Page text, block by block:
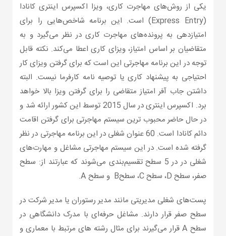
یکی از روش‌های مهاجرت کاری، ویزا اکسپرس اینتری کانادا
(Express Entry) است. این برنامه شاخص‌هایی را برای
امتیازدهی به پرونده‌های مهاجرت کاری در نظر می‌گیرد و به
متقاضیان بر اساس امتیاز، ویزای کاری اعطا می‌کند. نکته قابل
توجه در این برنامه مهاجرتی این است که برای گرفتن ویزای کار
احتیاجی به پیشنهاد کاری یا توصیه نامه کارفرما نیست. البته
داشتن جاب آفر امتیاز متقاضی را برای گرفتن ویزا بالا خواهد
برد. اکسپرس اینتری در سال 2015 توسط این کشور ارائه شد و
در حال حاضر محبوب ترین سیستم مهاجرتی برای گرفتن اقامت
دائم کانادا است. 60 عنوان شغلی در این برنامه مهاجرتی در نظر
گرفته شده است. در این سیستم مهاجرتی مشاغل و مهارت‌های
شغلی در در 5 سطح تقسیم‌بندی می‌شوند که عبارتند از: سطح
صفر، سطح D، سطح C، سطحB و سطح A.
پست‌های شغلی مدیریتی مانند مدیر رستوران یا مدیر شرکت در
سطح صفر قرار دارند. مشاغل حرفه‌ای با مدرک دانشگاهی در
سطح A قرار می‌گیرند برای مثال رشته های مرتبط با معماری و